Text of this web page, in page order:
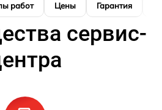
работ Цены Гарантия
сервис-